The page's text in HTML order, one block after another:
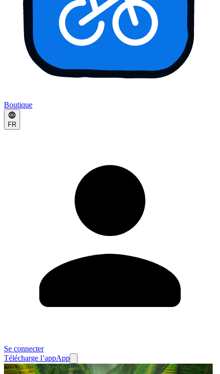
Boutique
FR
Se connecter
Télécharge l’appApp